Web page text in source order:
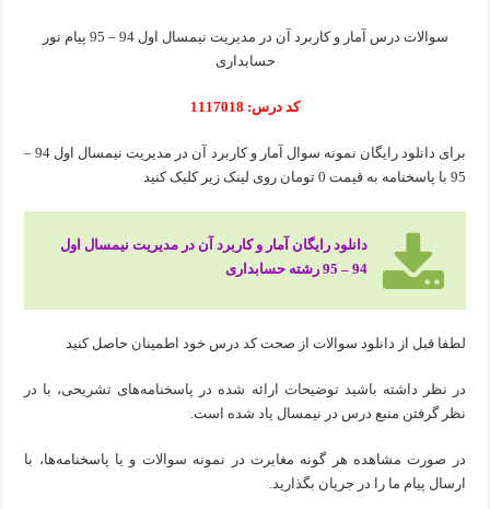
سوالات درس آمار و کاربرد آن در مدیریت نیمسال اول 94 – 95 پیام نور
حسابداری
کد درس: 1117018
برای دانلود رایگان نمونه سوال آمار و کاربرد آن در مدیریت نیمسال اول 94 –
95 با پاسخنامه به قیمت 0 تومان روی لینک زیر کلیک کنید
دانلود رایگان آمار و کاربرد آن در مدیریت نیمسال اول
94 – 95 رشته حسابداری
لطفا قبل از دانلود سوالات از صحت کد درس خود اطمینان حاصل کنید
در نظر داشته باشید توضیحات ارائه شده در پاسخنامه‌های تشریحی، با در
نظر گرفتن منبع درس در نیمسال یاد شده است.
در صورت مشاهده هر گونه مغایرت در نمونه سوالات و یا پاسخنامه‌ها، با
ارسال پیام ما را در جریان بگذارید.